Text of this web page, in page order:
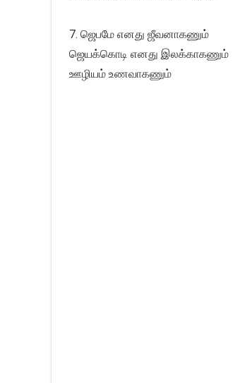
7. ஜெபமே எனது ஜீவனாகணும்
ஜெயக்கொடி எனது இலக்காகணும்
ஊழியம் உணவாகணும்